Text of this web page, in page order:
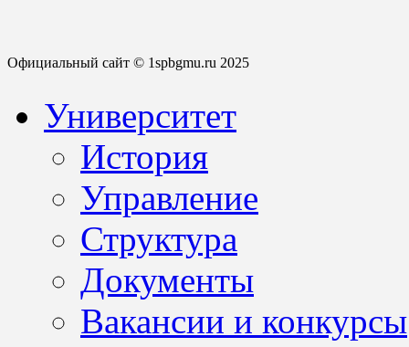
Официальный сайт © 1spbgmu.ru 2025
Университет
История
Управление
Структура
Документы
Вакансии и конкурсы